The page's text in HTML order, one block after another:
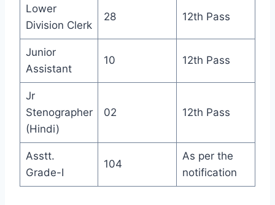
Lower
Division Clerk
28 12th Pass
Junior
Assistant
10 12th Pass
Jr
Stenographer
(Hindi)
02 12th Pass
Asstt.
Grade-I
104
As per the
notification